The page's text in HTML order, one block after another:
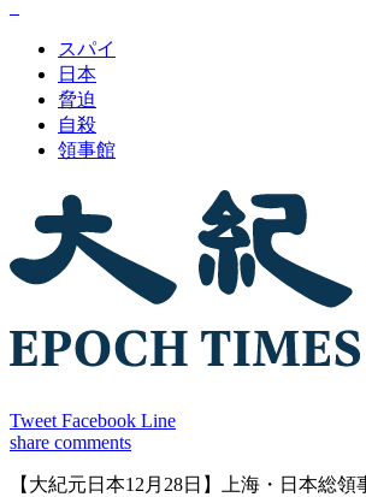
スパイ
日本
脅迫
自殺
領事館
Tweet Facebook Line
share comments
【大紀元日本12月28日】上海・日本総領